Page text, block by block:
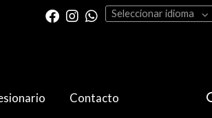
Seleccionar idioma
Contacto